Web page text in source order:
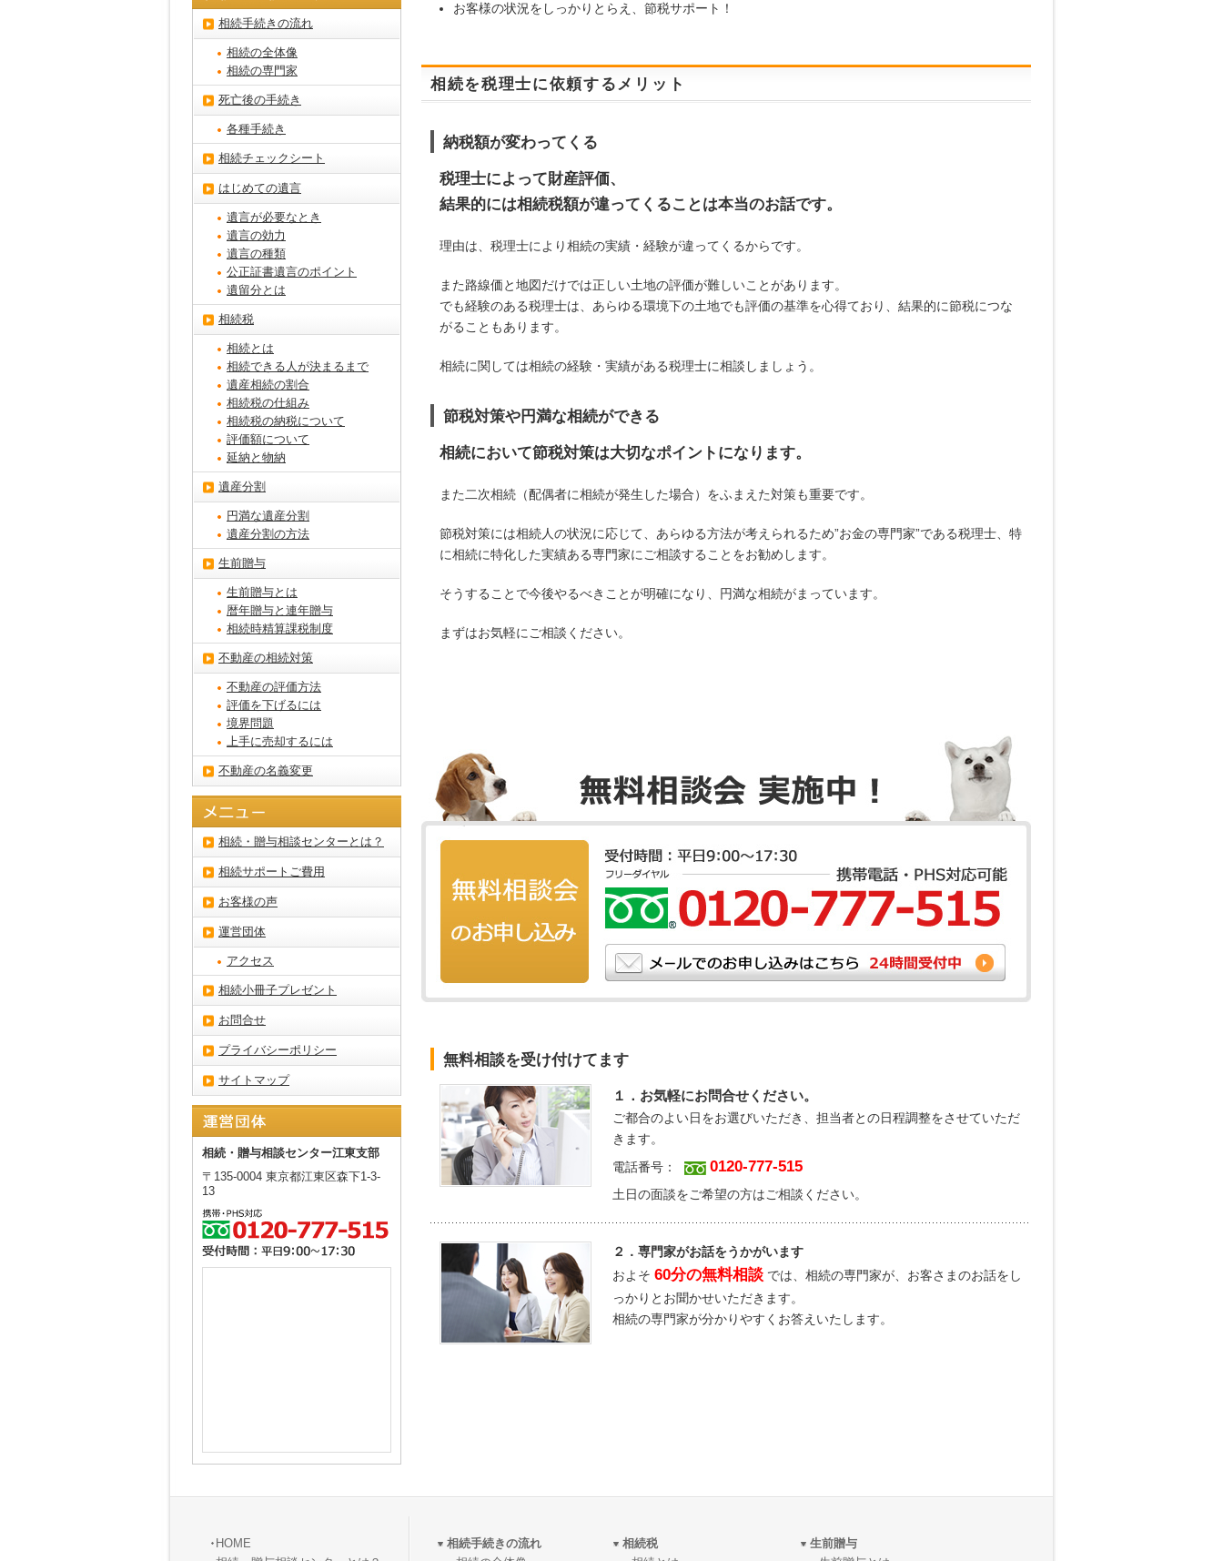
お客様の状況をしっかりとらえ、節税サポート！
相続を税理士に依頼するメリット
納税額が変わってくる
税理士によって財産評価、
結果的には相続税額が違ってくることは本当のお話です。
理由は、税理士により相続の実績・経験が違ってくるからです。
また路線価と地図だけでは正しい土地の評価が難しいことがあります。
でも経験のある税理士は、あらゆる環境下の土地でも評価の基準を心得ており、結果的に節税につな
がることもあります。
相続に関しては相続の経験・実績がある税理士に相談しましょう。
節税対策や円満な相続ができる
相続において節税対策は大切なポイントになります。
また二次相続（配偶者に相続が発生した場合）をふまえた対策も重要です。
節税対策には相続人の状況に応じて、あらゆる方法が考えられるため”お金の専門家”である税理士、特
に相続に特化した実績ある専門家にご相談することをお勧めします。
そうすることで今後やるべきことが明確になり、円満な相続がまっています。
まずはお気軽にご相談ください。
無料相談を受け付けてます
１．お気軽にお問合せください。
ご都合のよい日をお選びいただき、担当者との日程調整をさせていただ
きます。
電話番号：
0120-777-515
土日の面談をご希望の方はご相談ください。
２．専門家がお話をうかがいます
およそ 60分の無料相談 では、相続の専門家が、お客さまのお話をし
っかりとお聞かせいただきます。
相続の専門家が分かりやすくお答えいたします。
相続手続きの流れ
相続の全体像
相続の専門家
死亡後の手続き
各種手続き
相続チェックシート
はじめての遺言
遺言が必要なとき
遺言の効力
遺言の種類
公正証書遺言のポイント
遺留分とは
相続税
相続とは
相続できる人が決まるまで
遺産相続の割合
相続税の仕組み
相続税の納税について
評価額について
延納と物納
遺産分割
円満な遺産分割
遺産分割の方法
生前贈与
生前贈与とは
暦年贈与と連年贈与
相続時精算課税制度
不動産の相続対策
不動産の評価方法
評価を下げるには
境界問題
上手に売却するには
不動産の名義変更
相続・贈与相談センターとは？
相続サポートご費用
お客様の声
運営団体
アクセス
相続小冊子プレゼント
お問合せ
プライバシーポリシー
サイトマップ
相続・贈与相談センター江東支部
〒135-0004 東京都江東区森下1-3-
13
HOME
相続手続きの流れ
相続税
生前贈与